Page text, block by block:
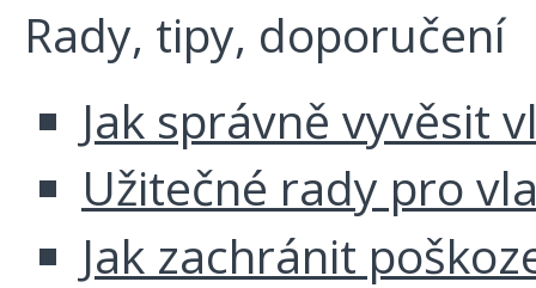
Rady, tipy, doporučení
Jak správně vyvěsit
Užitečné rady pro
Jak zachránit